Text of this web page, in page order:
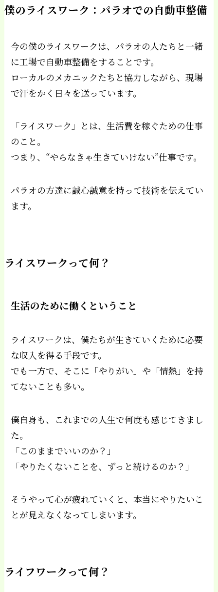
僕のライスワーク：パラオでの自動車整備
今の僕のライスワークは、パラオの人たちと一緒
に工場で自動車整備をすることです。
ローカルのメカニックたちと協力しながら、現場
で汗をかく日々を送っています。
「ライスワーク」とは、生活費を稼ぐための仕事
のこと。
つまり、“やらなきゃ生きていけない”仕事です。
パラオの方達に誠心誠意を持って技術を伝えてい
ます。
ライスワークって何？
生活のために働くということ
ライスワークは、僕たちが生きていくために必要
な収入を得る手段です。
でも一方で、そこに「やりがい」や「情熱」を持
てないことも多い。
僕自身も、これまでの人生で何度も感じてきまし
た。
「このままでいいのか？」
「やりたくないことを、ずっと続けるのか？」
そうやって心が疲れていくと、本当にやりたいこ
とが見えなくなってしまいます。
ライフワークって何？